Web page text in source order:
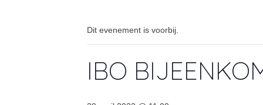
Dit evenement is voorbij.
IBO